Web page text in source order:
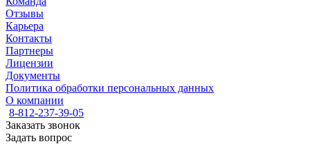
Отзывы
Карьера
Контакты
Партнеры
Лицензии
Документы
Политика обработки персональных данных
О компании
8-812-237-39-05
Заказать звонок
Задать вопрос